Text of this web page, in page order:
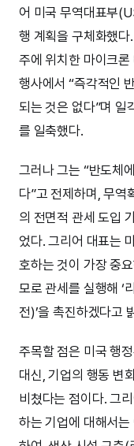
어 미국 무역대표부
행 계획을 구체화했
주에 위치한 마이크
행사에서 “즉각적인
되는 것은 없다”며 일
를 일축했다.
그러나 그는 “반도체
다”고 전제하며, 무역
의 전면적 관세 도입
었다. 그리어 대표는
호하는 것이 가장 중
모로 관세를 실행해 ‘
전)’을 촉진하겠다고
주목할 점은 미국 행
대신, 기업의 행동 변
비쳤다는 점이다. 그
하는 기업에 대해서